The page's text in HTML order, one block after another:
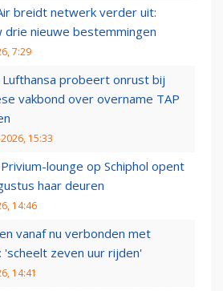
breidt netwerk verder uit:
drie nieuwe bestemmingen
7:29
probeert onrust bij
vakbond over overname TAP
15:33
lounge op Schiphol opent
haar deuren
14:46
vanaf nu verbonden met
'scheelt zeven uur rijden'
14:41